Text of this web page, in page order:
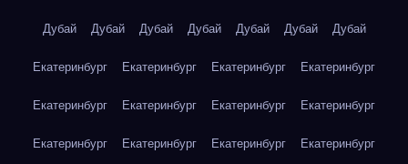
Дубай Дубай Дубай Дубай Дубай Дубай Дубай
Екатеринбург Екатеринбург Екатеринбург Екатеринбург
Екатеринбург Екатеринбург Екатеринбург Екатеринбург
Екатеринбург Екатеринбург Екатеринбург Екатеринбург